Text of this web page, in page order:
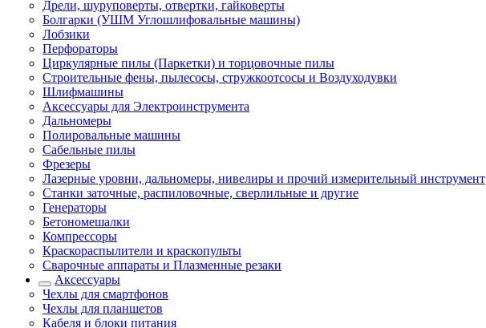
Дрели, шуруповерты, отвертки, гайковерты
Болгарки (УШМ Углошлифовальные машины)
Лобзики
Перфораторы
Циркулярные пилы (Паркетки) и торцовочные пилы
Строительные фены, пылесосы, стружкоотсосы и Воздуходувки
Шлифмашины
Аксессуары для Электроинструмента
Дальномеры
Полировальные машины
Сабельные пилы
Фрезеры
Лазерные уровни, дальномеры, нивелиры и прочий измерительный инструмент
Станки заточные, распиловочные, сверлильные и другие
Генераторы
Бетономешалки
Компрессоры
Краскораспылители и краскопульты
Сварочные аппараты и Плазменные резаки
Аксессуары
Чехлы для смартфонов
Чехлы для планшетов
Кабеля и блоки питания